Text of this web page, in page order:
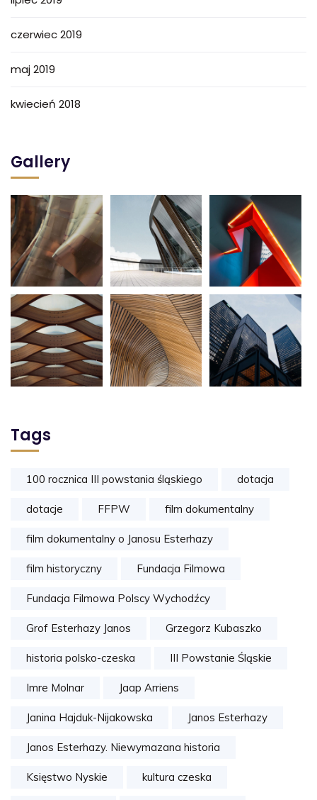
czerwiec 2019
maj 2019
kwiecień 2018
Gallery
Tags
100 rocznica III powstania śląskiego dotacja
dotacje FFPW film dokumentalny
film dokumentalny o Janosu Esterhazy
film historyczny Fundacja Filmowa
Fundacja Filmowa Polscy Wychodźcy
Grof Esterhazy Janos Grzegorz Kubaszko
historia polsko-czeska III Powstanie Śląskie
Imre Molnar Jaap Arriens
Janina Hajduk-Nijakowska Janos Esterhazy
Janos Esterhazy. Niewymazana historia
Księstwo Nyskie kultura czeska